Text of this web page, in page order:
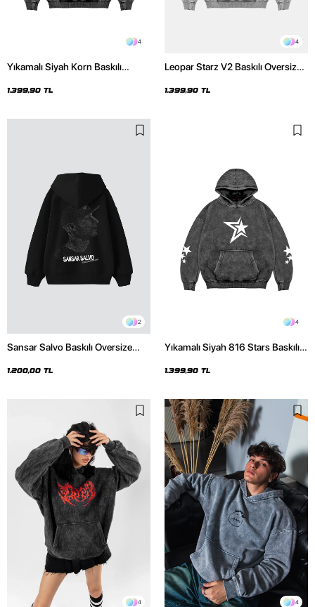
4
Yıkamalı Siyah Korn Baskılı
1.399,90 TL
4
Leopar Starz V2 Baskılı Oversize
Hoodie
1.399,90 TL
2
Sansar Salvo Baskılı Oversize
1.200,00 TL
4
Yıkamalı Siyah 816 Stars Baskılı
1.399,90 TL
4 4